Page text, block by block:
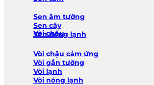
Sen âm tường
Sen cây
Sen nóng lạnh
Vòi chậu
Vòi chậu cảm ứng
Vòi gắn tường
Vòi lạnh
Vòi nóng lạnh